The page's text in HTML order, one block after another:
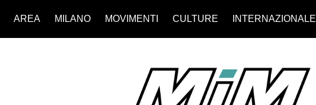
AREA MILANO MOVIMENTI CULTURE INTERNAZIONALE